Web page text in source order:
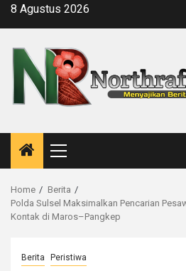
Skip8 Agustus 2026
Primary
Menu
Home
Berita
Polda Sulsel Maksimalkan Pencarian
Kontak di Maros–Pangkep
Berita Peristiwa